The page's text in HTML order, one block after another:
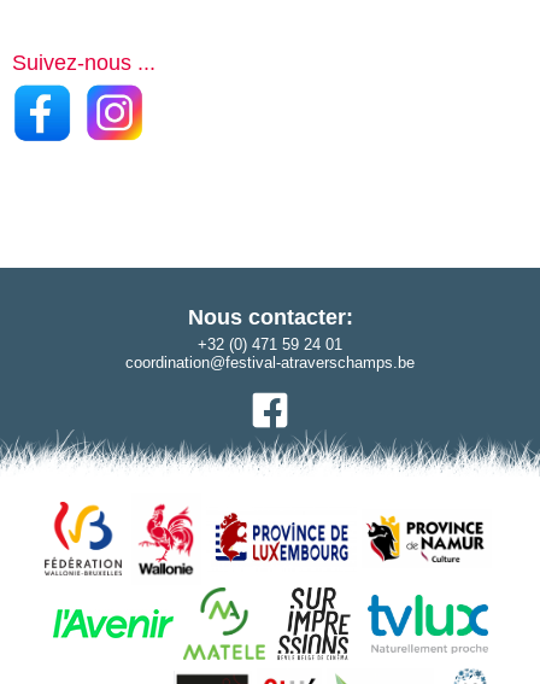
Suivez-nous ...
Nous contacter:
+32 (0) 471 59 24 01
coordination@festival-atraverschamps.be